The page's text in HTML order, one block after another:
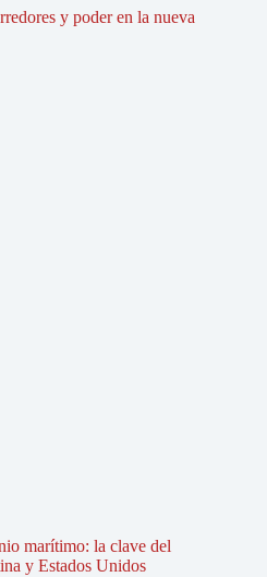
y poder en la nueva
marítimo: la clave del
y Estados Unidos